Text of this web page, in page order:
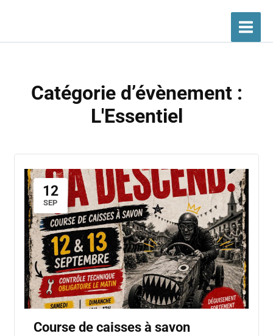
Catégorie d’évènement :
L'Essentiel
12
SEP
Course de caisses à savon